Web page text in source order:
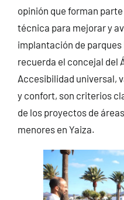
opinión que forman
técnica para mejorar y
implantación de
recuerda el concejal del
Accesibilidad universal,
y confort, son criterios
de los proyectos de
menores en Yaiza.